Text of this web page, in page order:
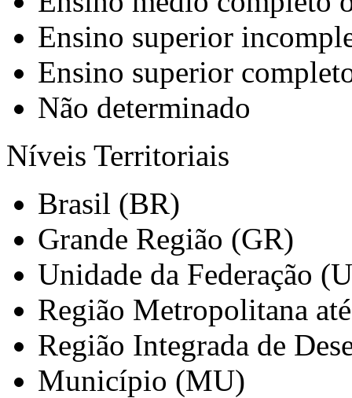
Ensino superior
Ensino superior
Não determinado
Níveis Territoriais
Brasil (BR)
Grande Região (GR)
Unidade da Federação
Região Metropolitana
Região Integrada de
Município (MU)